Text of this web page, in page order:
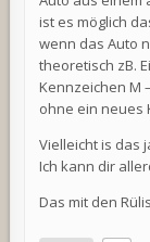
ist es möglich
wenn das Auto
theoretisch zB.
Kennzeichen M
ohne ein neues
Vielleicht is das
Ich kann dir
Das mit den